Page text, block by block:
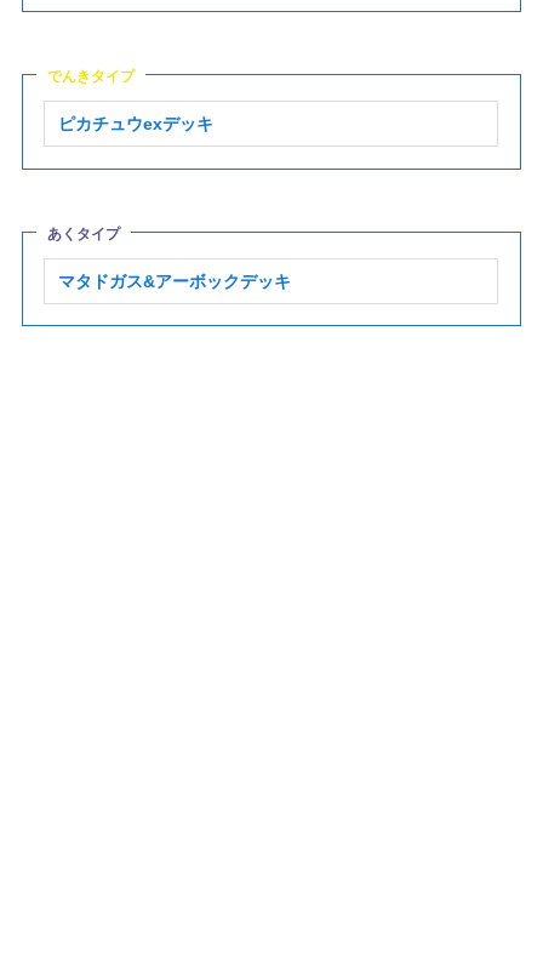
でんきタイプ
ピカチュウexデッキ
あくタイプ
マタドガス&アーボックデッキ